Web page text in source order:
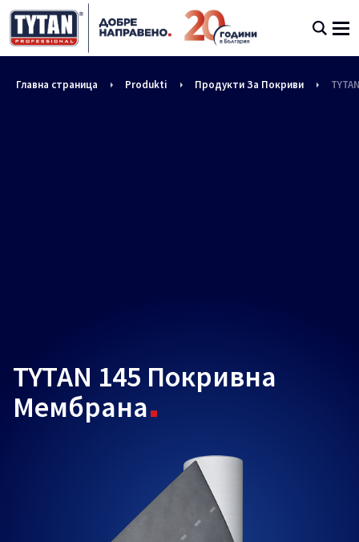
Главна страница Produkti Продукти За Покриви
TYTAN 145 Покривна
Мембрана